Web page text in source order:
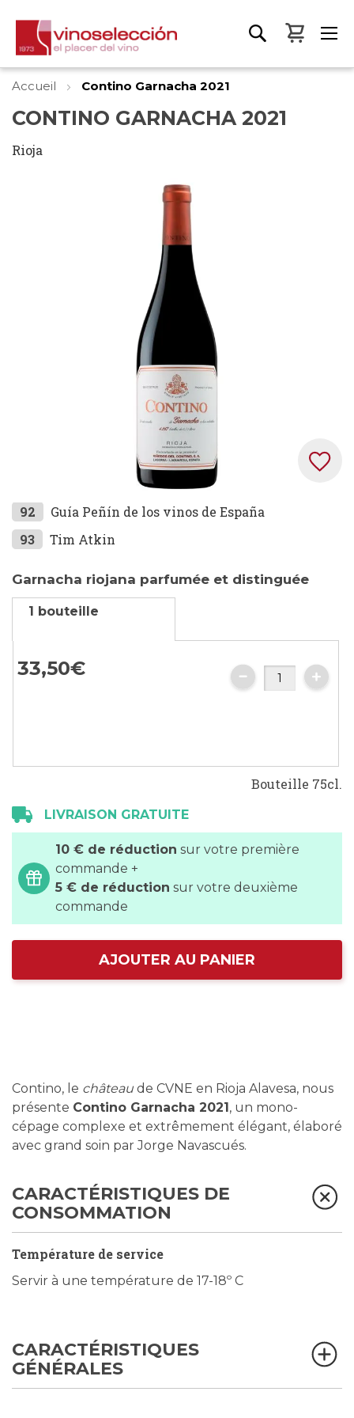
Mon
Accueil Contino Garnacha 2021
CONTINO GARNACHA 2021
Rioja
Skip
to
the
of
the
gallery
92
Guía Peñín de los vinos de España
93
Tim Atkin
Garnacha riojana parfumée et distinguée
1 bouteille
33,50€
Bouteille 75cl.
LIVRAISON GRATUITE
10 € de réduction sur votre première
commande +
5 € de réduction sur votre deuxième
commande
AJOUTER AU PANIER
Contino, le château de CVNE en Rioja Alavesa, nous
présente Contino Garnacha 2021, un mono-
cépage complexe et extrêmement élégant, élaboré
avec grand soin par Jorge Navascués.
CARACTÉRISTIQUES DE
CONSOMMATION
Température de service
Servir à une température de 17-18º C
CARACTÉRISTIQUES
GÉNÉRALES